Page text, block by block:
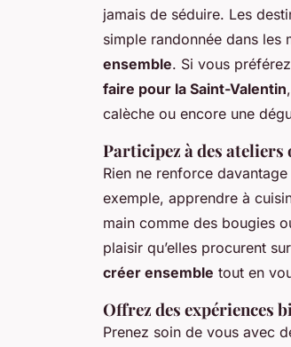
jamais de séduire. Les
simple randonnée dans les
ensemble. Si vous
faire pour la Saint-Valentin
calèche ou encore une
Participez à des
Rien ne renforce
exemple, apprendre à
main comme des bougies
plaisir qu’elles procurent
créer ensemble tout en
Offrez des expériences
Prenez soin de vous avec